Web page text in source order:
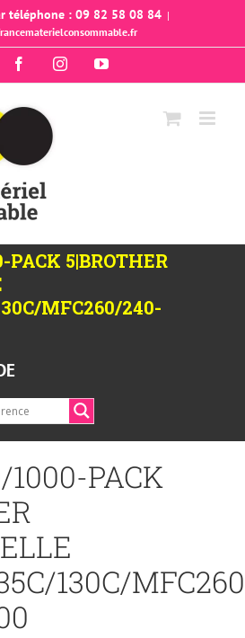
téléphone : 09 82 58 08 84 |
FacebookInstagramYouTube
5|BROTHER
MFC260/240-
PACK
130C/